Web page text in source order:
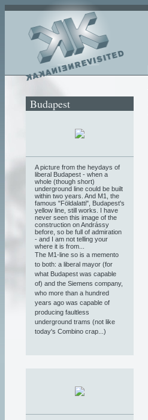
Budapest
A picture from the heydays of
liberal Budapest - when a
whole (though short)
underground line could be built
within two years. And M1, the
famous "Földalatti", Budapest's
yellow line, still works. I have
never seen this image of the
construction on Andrássy
before, so be full of admiration
- and I am not telling your
where it is from...
The M1-line so is a memento
to both: a liberal mayor (for
what Budapest was capable
of) and the Siemens company,
who more than a hundred
years ago was capable of
producing faultless
underground trams (not like
today's Combino crap...)